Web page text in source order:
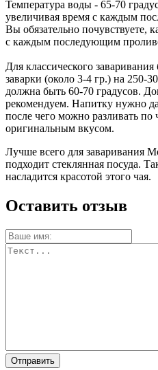
Температура воды - 65-70
увеличивая время с каждым
Вы обязательно почувствуете,
с каждым последующим
Для классического
заварки (около 3-4 гр.) на 250-
должна быть 60-70 градусов.
рекомендуем. Напитку нужно
после чего можно разливать по
оригинальным вкусом.
Лучше всего для заваривания
подходит стеклянная посуда.
насладится красотой этого чая.
Оставить отзыв
Отправить